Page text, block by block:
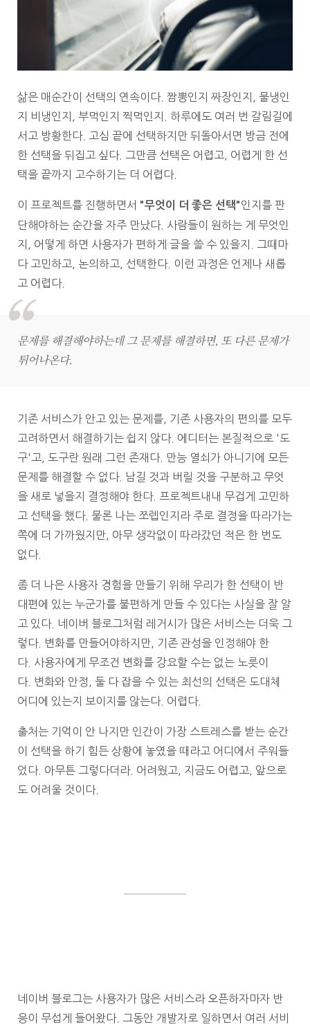
삶은 매순간이 선택의 연속이다. 짬뽕인지 짜장인지, 물냉인
지 비냉인지, 부먹인지 찍먹인지. 하루에도 여러 번 갈림길에
서고 방황한다. 고심 끝에 선택하지만 뒤돌아서면 방금 전에
한 선택을 뒤집고 싶다. 그만큼 선택은 어렵고, 어렵게 한 선
택을 끝까지 고수하기는 더 어렵다.
이 프로젝트를 진행하면서 "무엇이 더 좋은 선택" 인지를 판
단해야하는 순간을 자주 만났다. 사람들이 원하는 게 무엇인
지, 어떻게 하면 사용자가 편하게 글을 쓸 수 있을지. 그때마
다 고민하고, 논의하고, 선택한다. 이런 과정은 언제나 새롭
고 어렵다.
문제를 해결해야하는데 그 문제를 해결하면, 또 다른 문제가
튀어나온다.
기존 서비스가 안고 있는 문제를, 기존 사용자의 편의를 모두
고려하면서 해결하기는 쉽지 않다. 에디터는 본질적으로 '도
구'고, 도구란 원래 그런 존재다. 만능 열쇠가 아니기에 모든
문제를 해결할 수 없다. 남길 것과 버릴 것을 구분하고 무엇
을 새로 넣을지 결정해야 한다. 프로젝트내내 무겁게 고민하
고 선택을 했다. 물론 나는 쪼렙인지라 주로 결정을 따라가는
쪽에 더 가까웠지만, 아무 생각없이 따라갔던 적은 한 번도
없다.
좀 더 나은 사용자 경험을 만들기 위해 우리가 한 선택이 반
대편에 있는 누군가를 불편하게 만들 수 있다는 사실을 잘 알
고 있다. 네이버 블로그처럼 레거시가 많은 서비스는 더욱 그
렇다. 변화를 만들어야하지만, 기존 관성을 인정해야 한
다. 사용자에게 무조건 변화를 강요할 수는 없는 노릇이
다. 변화와 안정, 둘 다 잡을 수 있는 최선의 선택은 도대체
어디에 있는지 보이지를 않는다. 어렵다.
출처는 기억이 안 나지만 인간이 가장 스트레스를 받는 순간
이 선택을 하기 힘든 상황에 놓였을 때라고 어디에서 주워들
었다. 아무튼 그렇다더라. 어려웠고, 지금도 어렵고, 앞으로
도 어려울 것이다.
네이버 블로그는 사용자가 많은 서비스라 오픈하자마자 반
응이 무섭게 들어왔다. 그동안 개발자로 일하면서 여러 서비